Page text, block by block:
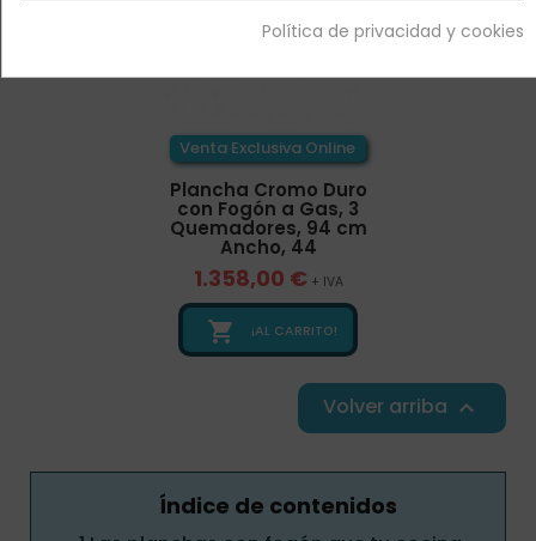
Venta Exclusiva Online
Plancha Cromo Duro
con Fogón a Gas, 3
Quemadores, 94 cm
Ancho, 44
1.358,00 € + IVA
 ¡AL CARRITO!
Volver arriba 
Índice de contenidos
Política de privacidad y cookies